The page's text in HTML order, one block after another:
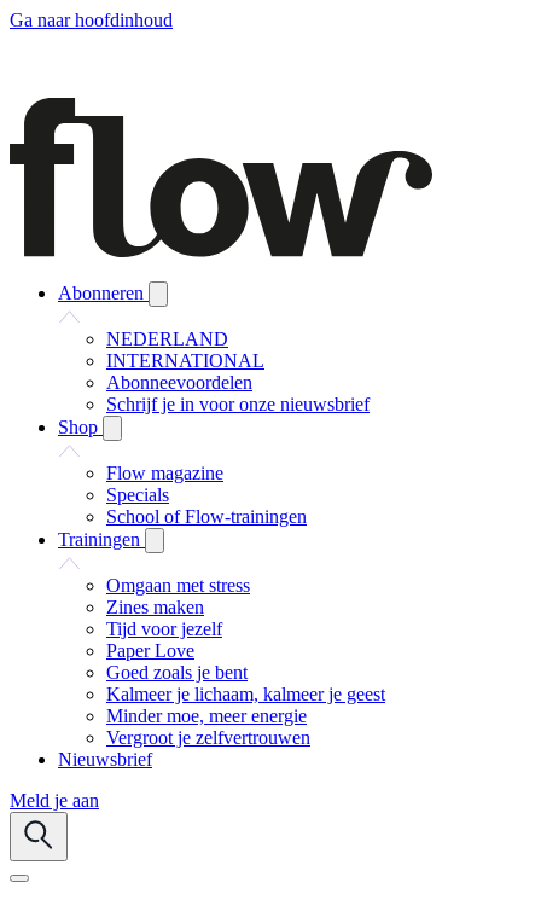
Ga naar hoofdinhoud
Abonneren
NEDERLAND
INTERNATIONAL
Abonneevoordelen
Schrijf je in voor onze nieuwsbrief
Shop
Flow magazine
Specials
School of Flow-trainingen
Trainingen
Omgaan met stress
Zines maken
Tijd voor jezelf
Paper Love
Goed zoals je bent
Kalmeer je lichaam, kalmeer je geest
Minder moe, meer energie
Vergroot je zelfvertrouwen
Nieuwsbrief
Meld je aan